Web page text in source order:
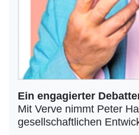
Ein engagierter
Mit Verve nimmt Peter
gesellschaftlichen